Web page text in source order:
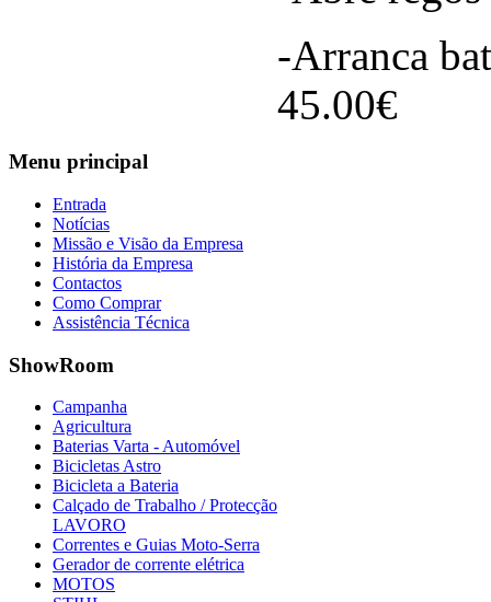
-Arranca
45.00€
Menu principal
Entrada
Notícias
Missão e Visão da Empresa
História da Empresa
Contactos
Como Comprar
Assistência Técnica
ShowRoom
Campanha
Agricultura
Baterias Varta - Automóvel
Bicicletas Astro
Bicicleta a Bateria
Calçado de Trabalho / Protecção
LAVORO
Correntes e Guias Moto-Serra
Gerador de corrente elétrica
MOTOS